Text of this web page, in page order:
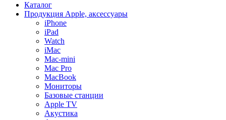
Каталог
Продукция Apple, аксессуары
iPhone
iPad
Watch
iMac
Mac-mini
Mac Pro
MacBook
Мониторы
Базовые станции
Apple TV
Акустика